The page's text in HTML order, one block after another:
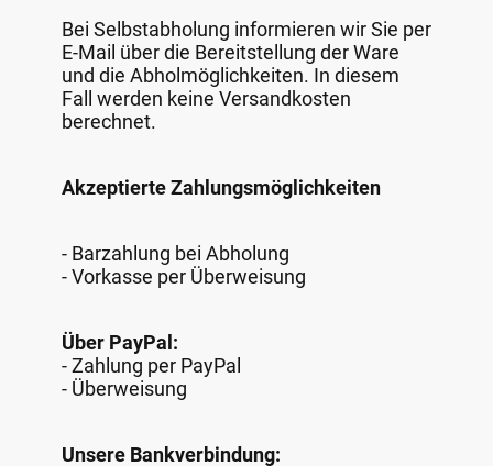
Bei Selbstabholung informieren wir Sie per
E-Mail über die Bereitstellung der Ware
und die Abholmöglichkeiten. In diesem
Fall werden keine Versandkosten
berechnet.
Akzeptierte Zahlungsmöglichkeiten
- Barzahlung bei Abholung
- Vorkasse per Überweisung
Über PayPal:
- Zahlung per PayPal
- Überweisung
Unsere Bankverbindung: